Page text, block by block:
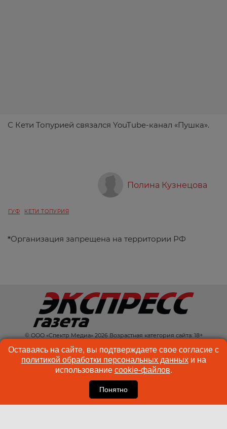
С Кети Топурией связался YouTube-канал «Пушка».
Полина Кузнецова
ГУФ КЕТИ ТОПУРИЯ
*Организация запрещена на территории РФ
© ООО «Спектр Медиа» 2026 Возрастная категория сайта: 18+
КОНТАКТЫ
РЕКЛАМА
КУКИ-ФАЙЛЫ
ПОЛЬЗОВАТЕЛЬСКОЕ
СОГЛАШЕНИЕ
Оставаясь на сайте, вы подтверждаете свое согласие с
политикой обработки персональных данныхи на
использование cookie-файлов.
Понятно